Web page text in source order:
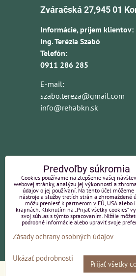
Zváračská 27,945 01
Informácie, príjem klientov:
Ing. Terézia Szabó
Telefón:
0911 286 285
E-mail:
szabo.tereza@gmail.com
info@rehabkn.sk
Predvoľby súkromia Zásady
Predvoľby súkromia
Cookies používame na zlepšenie vašej
webovej stránky, analýzu jej výkonnosti a
údajov o jej používaní. Na tento účel môžeme
nástroje a služby tretích strán a zhromaždené
môžu preniesť k partnerom v EÚ, USA alebo
krajinách. Kliknutím na „Prijať všetky cookies“
svoj súhlas s týmto spracovaním. Nižšie
podrobné informácie alebo upraviť svoje
Zásady ochrany osobných údajov
Ukázať podrobnosti
Prijať všetky